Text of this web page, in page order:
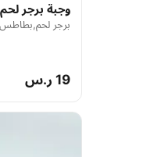
وجبة برجر لحم
برجر
19 ر.س